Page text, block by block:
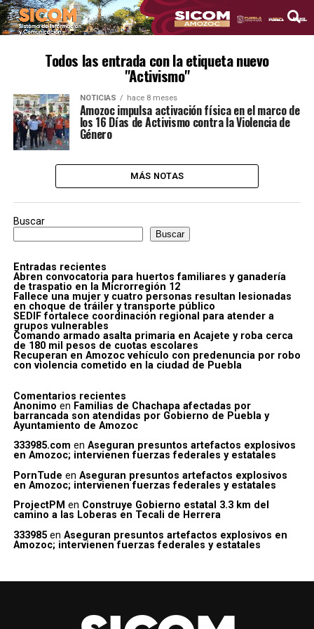
Todos las entrada con la etiqueta nuevo
"Activismo"
NOTICIAS hace 8 meses
Amozoc impulsa activación física en el marco de
los 16 Días de Activismo contra la Violencia de
Género
MÁS NOTAS
Buscar
Buscar
Entradas recientes
Abren convocatoria para huertos familiares y ganadería
de traspatio en la Microrregión 12
Fallece una mujer y cuatro personas resultan lesionadas
en choque de tráiler y transporte público
SEDIF fortalece coordinación regional para atender a
grupos vulnerables
Comando armado asalta primaria en Acajete y roba cerca
de 180 mil pesos de cuotas escolares
Recuperan en Amozoc vehículo con predenuncia por robo
con violencia cometido en la ciudad de Puebla
Comentarios recientes
Anonimo en Familias de Chachapa afectadas por
barrancada son atendidas por Gobierno de Puebla y
Ayuntamiento de Amozoc
333985.com en Aseguran presuntos artefactos explosivos
en Amozoc; intervienen fuerzas federales y estatales
PornTude en Aseguran presuntos artefactos explosivos
en Amozoc; intervienen fuerzas federales y estatales
ProjectPM en Construye Gobierno estatal 3.3 km del
camino a las Loberas en Tecali de Herrera
333985en Aseguran presuntos artefactos explosivos en
Amozoc; intervienen fuerzas federales y estatales